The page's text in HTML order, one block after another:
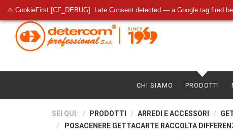
⚠ CookieFirst [CF_DEBUG]: Late Consent detected — a Google tag fired
CHI SIAMO PRODOTTI
SEI QUI: PRODOTTI ARREDI E ACCESSORI
POSACENERE GETTACARTE RACCOLTA